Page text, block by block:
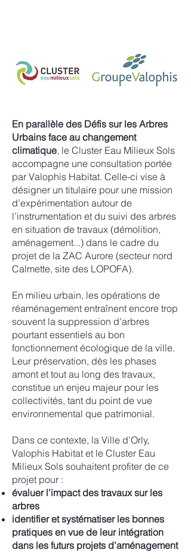
En parallèle des Défis sur les Arbres
Urbains face au changement
climatique, le Cluster Eau Milieux Sols
accompagne une consultation portée
par Valophis Habitat. Celle-ci vise à
désigner un titulaire pour une mission
d’expérimentation autour de
l’instrumentation et du suivi des arbres
en situation de travaux (démolition,
aménagement...) dans le cadre du
projet de la ZAC Aurore (secteur nord
Calmette, site des LOPOFA).
En milieu urbain, les opérations de
réaménagement entraînent encore trop
souvent la suppression d’arbres
pourtant essentiels au bon
fonctionnement écologique de la ville.
Leur préservation, dès les phases
amont et tout au long des travaux,
constitue un enjeu majeur pour les
collectivités, tant du point de vue
environnemental que patrimonial.
Dans ce contexte, la Ville d’Orly,
Valophis Habitat et le Cluster Eau
Milieux Sols souhaitent profiter de ce
projet pour :
évaluer l’impact des travaux sur les
arbres
identifier et systématiser les bonnes
pratiques en vue de leur intégration
dans les futurs projets d’aménagement